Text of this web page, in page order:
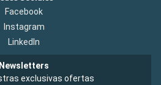
Facebook
Instagram
LinkedIn
Newsletters
exclusivas ofertas